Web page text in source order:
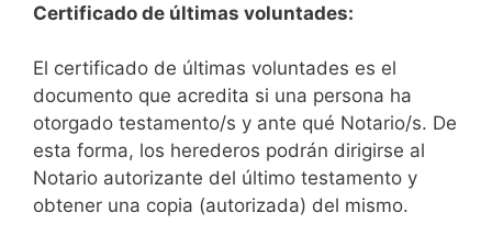
Certificado de últimas voluntades:
El certificado de últimas voluntades es el
documento que acredita si una persona ha
otorgado testamento/s y ante qué Notario/s. De
esta forma, los herederos podrán dirigirse al
Notario autorizante del último testamento y
obtener una copia (autorizada) del mismo.